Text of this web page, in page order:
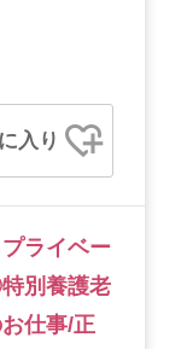
入り
ライベー
別養護老
仕事/正